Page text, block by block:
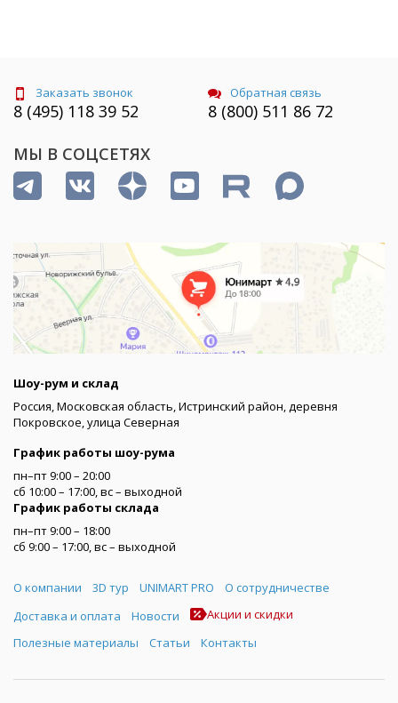
Заказать звонок
8 (495) 118 39 52
Обратная связь
8 (800) 511 86 72
МЫ В СОЦСЕТЯХ
Шоу-рум и склад
Россия, Московская область, Истринский район, деревня
Покровское, улица Северная
График работы шоу-рума
пн–пт 9:00 – 20:00
сб 10:00 – 17:00, вс – выходной
График работы склада
пн–пт 9:00 – 18:00
сб 9:00 – 17:00, вс – выходной
Меню
О компании 3D тур UNIMART PRO
О сотрудничестве
Доставка и оплата
Новости
Акции и скидки
Полезные материалы
Статьи Контакты